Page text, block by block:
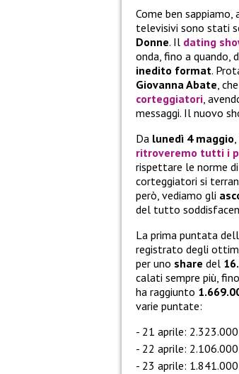
Come ben sappiamo,
televisivi sono stati
Donne. Il dating
onda, fino a quando,
inedito format.
Giovanna Abate, che
corteggiatori,
messaggi. Il nuovo
Da lunedì 4 maggio
ritroveremo tutti i
rispettare le norme
corteggiatori si
però, vediamo gli
del tutto
La prima puntata
registrato degli
per uno share del
calati sempre più,
ha raggiunto
varie puntate:
21 aprile:
22 aprile:
23 aprile: